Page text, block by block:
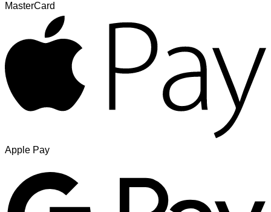
MasterCard
Apple Pay